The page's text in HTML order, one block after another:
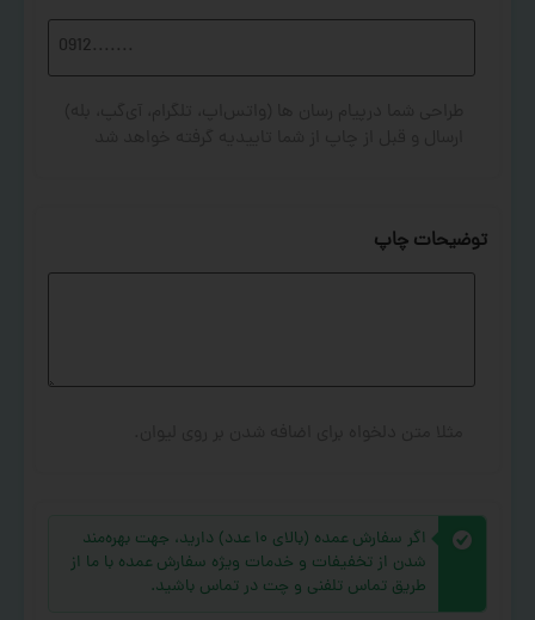
توضیحات چاپ
اگر سفارش عمده (بالای ۱۰ عدد) دارید، جهت بهره‌مند
شدن از تخفیفات و خدمات ویژه سفارش عمده با ما از
طریق تماس تلفنی و چت در تماس باشید.